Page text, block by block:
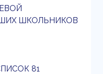
ШКОЛЬНИКОВ
81